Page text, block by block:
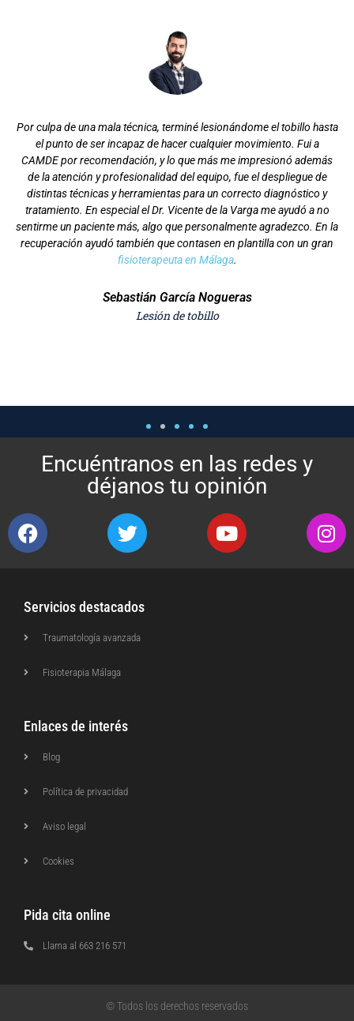
Por culpa de una mala técnica, terminé lesionándome el tobillo hasta
el punto de ser incapaz de hacer cualquier movimiento. Fui a
CAMDE por recomendación, y lo que más me impresionó además
de la atención y profesionalidad del equipo, fue el despliegue de
distintas técnicas y herramientas para un correcto diagnóstico y
tratamiento. En especial el Dr. Vicente de la Varga me ayudó a no
sentirme un paciente más, algo que personalmente agradezco. En la
recuperación ayudó también que contasen en plantilla con un gran
fisioterapeuta en Málaga.
Sebastián García Nogueras
Lesión de tobillo
Encuéntranos en las redes y
déjanos tu opinión
Servicios destacados
Traumatología avanzada
Fisioterapia Málaga
Enlaces de interés
Blog
Política de privacidad
Aviso legal
Cookies
Pida cita online
Llama al 663 216 571
© Todos los derechos reservados